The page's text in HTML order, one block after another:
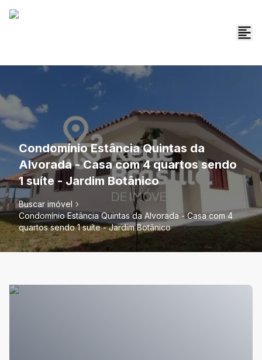
Condomínio Estância Quintas da
Alvorada - Casa com 4 quartos sendo
1 suíte - Jardim Botânico
Buscar imóvel
Condomínio Estância Quintas da Alvorada - Casa com 4
quartos sendo 1 suíte - Jardim Botânico